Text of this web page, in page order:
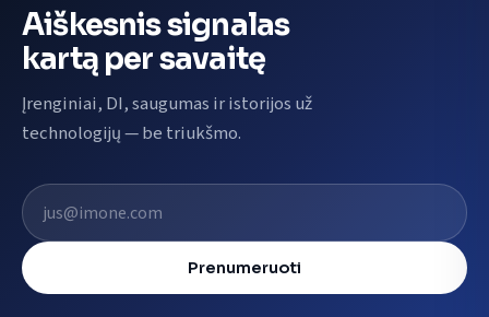
Aiškesnis signalas
kartą per savaitę
Įrenginiai, DI, saugumas ir istorijos už
technologijų — be triukšmo.
El. pašto adresas
Prenumeruoti